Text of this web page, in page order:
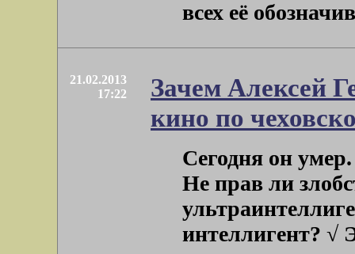
всех её
21.02.2013
17:22
Зачем Алексей
кино по
Сегодня он
Не прав ли
интеллигент? √